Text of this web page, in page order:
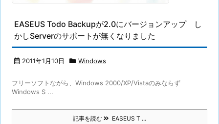
EASEUS Todo Backupが2.0にバージョンアップ し
かしServerのサポートが無くなりました
2011年1月10日 Windows
フリーソフトながら、Windows 2000/XP/Vistaのみならず
Windows S ...
記事を読む EASEUS T ...